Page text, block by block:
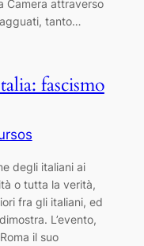
Camera attraverso
tanto…
fascismo
degli italiani ai
o tutta la verità,
fra gli italiani, ed
L’evento,
il suo